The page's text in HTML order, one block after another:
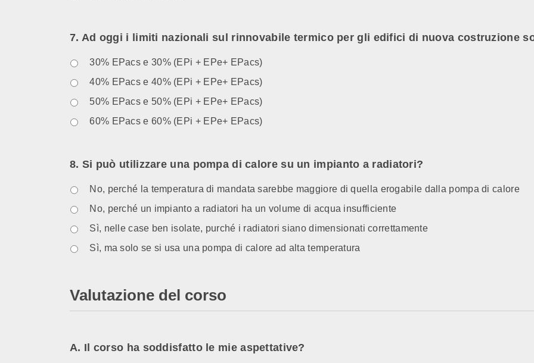
7. Ad oggi i limiti nazionali sul rinnovabile termico per gli edifici di nuova costruzione
30% EPacs e 30% (EPi + EPe+ EPacs)
40% EPacs e 40% (EPi + EPe+ EPacs)
50% EPacs e 50% (EPi + EPe+ EPacs)
60% EPacs e 60% (EPi + EPe+ EPacs)
8. Si può utilizzare una pompa di calore su un impianto a radiatori?
No, perché la temperatura di mandata sarebbe maggiore di quella erogabile dalla pompa di calore
No, perché un impianto a radiatori ha un volume di acqua insufficiente
Sì, nelle case ben isolate, purché i radiatori siano dimensionati correttamente
Sì, ma solo se si usa una pompa di calore ad alta temperatura
Valutazione del corso
A. Il corso ha soddisfatto le mie aspettative?